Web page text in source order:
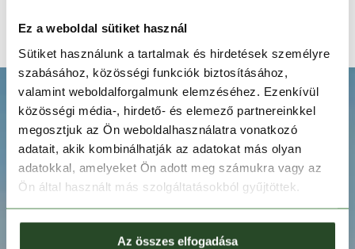
Ez a weboldal sütiket használ
Sütiket használunk a tartalmak és hirdetések személyre
szabásához, közösségi funkciók biztosításához,
valamint weboldalforgalmunk elemzéséhez. Ezenkívül
közösségi média-, hirdető- és elemező partnereinkkel
megosztjuk az Ön weboldalhasználatra vonatkozó
adatait, akik kombinálhatják az adatokat más olyan
adatokkal, amelyeket Ön adott meg számukra vagy az
Ön által használt más szolgáltatásokból gyűjtöttek.
Az összes elfogadása
TECHNOLÓGIÁK